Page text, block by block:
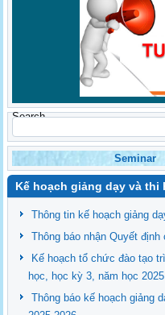
Search
Seminar
Kế hoạch giảng dạy và thi
Thông tin kế hoạch giảng
Thông báo nhận Quyết
Kế hoạch tổ chức đào tạo
học, học kỳ 3, năm học
Thông báo kế hoạch giảng